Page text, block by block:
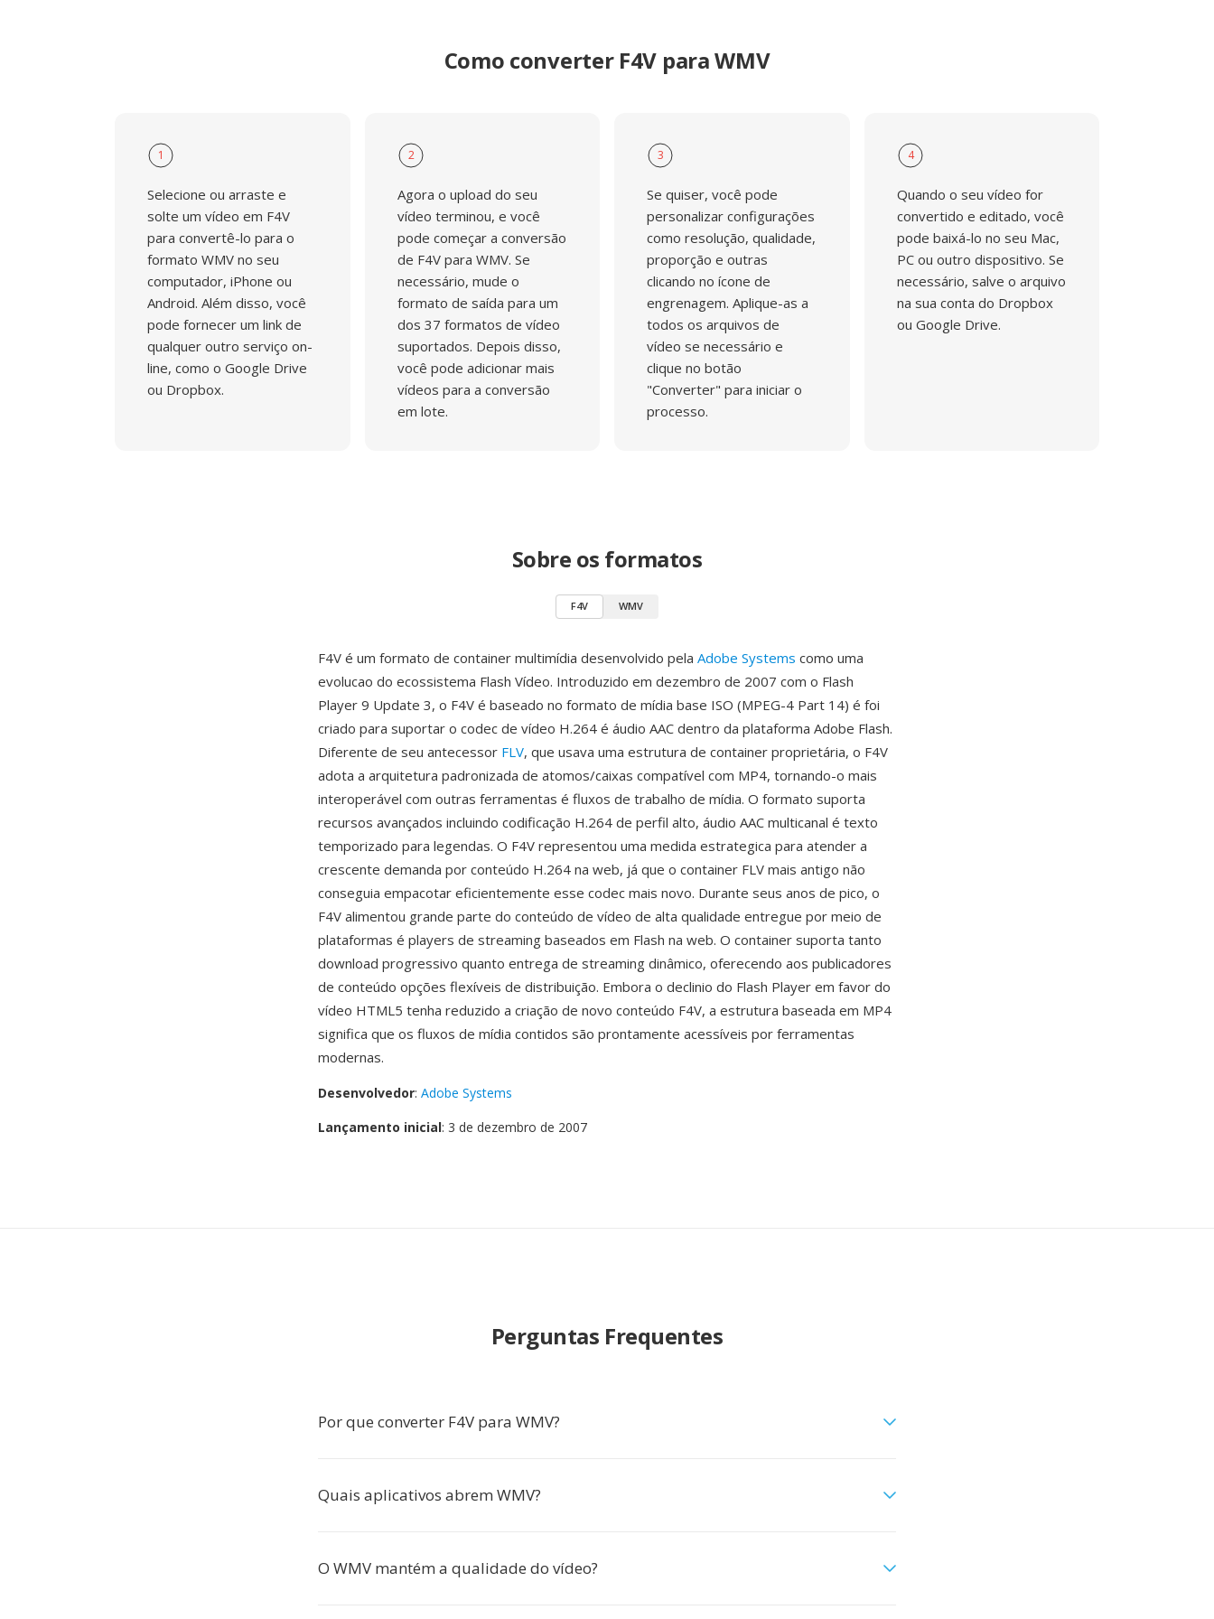
Como converter F4V para WMV
1
Selecione ou arraste e
solte um vídeo em F4V
para convertê-lo para o
formato WMV no seu
computador, iPhone ou
Android. Além disso, você
pode fornecer um link de
qualquer outro serviço on-
line, como o Google Drive
ou Dropbox.
2
Agora o upload do seu
vídeo terminou, e você
pode começar a conversão
de F4V para WMV. Se
necessário, mude o
formato de saída para um
dos 37 formatos de vídeo
suportados. Depois disso,
você pode adicionar mais
vídeos para a conversão
em lote.
3
Se quiser, você pode
personalizar configurações
como resolução, qualidade,
proporção e outras
clicando no ícone de
engrenagem. Aplique-as a
todos os arquivos de
vídeo se necessário e
clique no botão
"Converter" para iniciar o
processo.
4
Quando o seu vídeo for
convertido e editado, você
pode baixá-lo no seu Mac,
PC ou outro dispositivo. Se
necessário, salve o arquivo
na sua conta do Dropbox
ou Google Drive.
Sobre os formatos
F4V WMV
F4V é um formato de container multimídia desenvolvido pela Adobe Systems como uma
evolucao do ecossistema Flash Vídeo. Introduzido em dezembro de 2007 com o Flash
Player 9 Update 3, o F4V é baseado no formato de mídia base ISO (MPEG-4 Part 14) é foi
criado para suportar o codec de vídeo H.264 é áudio AAC dentro da plataforma Adobe Flash.
Diferente de seu antecessor FLV, que usava uma estrutura de container proprietária, o F4V
adota a arquitetura padronizada de atomos/caixas compatível com MP4, tornando-o mais
interoperável com outras ferramentas é fluxos de trabalho de mídia. O formato suporta
recursos avançados incluindo codificação H.264 de perfil alto, áudio AAC multicanal é texto
temporizado para legendas. O F4V representou uma medida estrategica para atender a
crescente demanda por conteúdo H.264 na web, já que o container FLV mais antigo não
conseguia empacotar eficientemente esse codec mais novo. Durante seus anos de pico, o
F4V alimentou grande parte do conteúdo de vídeo de alta qualidade entregue por meio de
plataformas é players de streaming baseados em Flash na web. O container suporta tanto
download progressivo quanto entrega de streaming dinâmico, oferecendo aos publicadores
de conteúdo opções flexíveis de distribuição. Embora o declinio do Flash Player em favor do
vídeo HTML5 tenha reduzido a criação de novo conteúdo F4V, a estrutura baseada em MP4
significa que os fluxos de mídia contidos são prontamente acessíveis por ferramentas
modernas.
Desenvolvedor: Adobe Systems
Lançamento inicial: 3 de dezembro de 2007
Perguntas Frequentes
Por que converter F4V para WMV?
Quais aplicativos abrem WMV?
O WMV mantém a qualidade do vídeo?